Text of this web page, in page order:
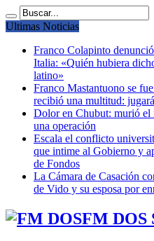
Ultimas Noticias
Franco Colapinto
Italia: «Quién hubiera
latino»
Franco Mastantuono se
recibió una multitud:
Dolor en Chubut: murió el
una operación
Escala el conflicto
que intime al Gobierno y
de Fondos
La Cámara de Casación
de Vido y su esposa por
FM